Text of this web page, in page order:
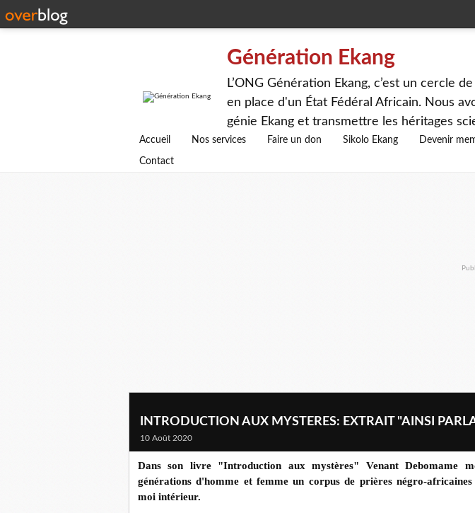
Génération Ekang
L’ONG Génération Ekang, c’est un cercle
en place d'un État Fédéral Africain. Nous
génie Ekang et transmettre les héritages
avenirs.
Accueil Nos services Faire un don Sikolo Ekang Devenir
Contact
INTRODUCTION AUX MYSTERES: EXTRAIT "AINSI
10 Août 2020
Dans son livre "Introduction aux mystères" Venant Debomame
générations d'homme et femme un corpus de prières négro-
moi intérieur.